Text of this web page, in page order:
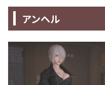
アンヘル